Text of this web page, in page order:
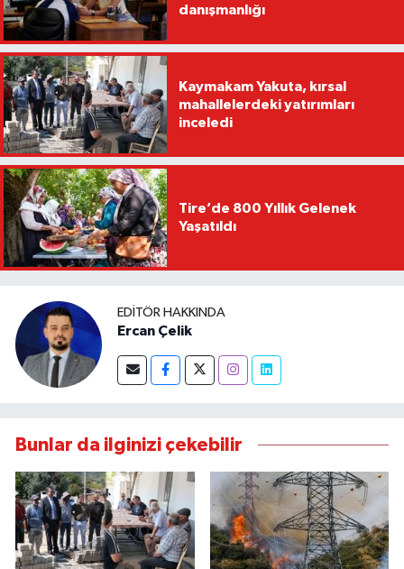
danışmanlığı
Kaymakam Yakuta, kırsal
mahallelerdeki yatırımları
inceledi
Tire’de 800 Yıllık Gelenek
Yaşatıldı
EDITÖR HAKKINDA
Ercan Çelik
Bunlar da ilginizi çekebilir